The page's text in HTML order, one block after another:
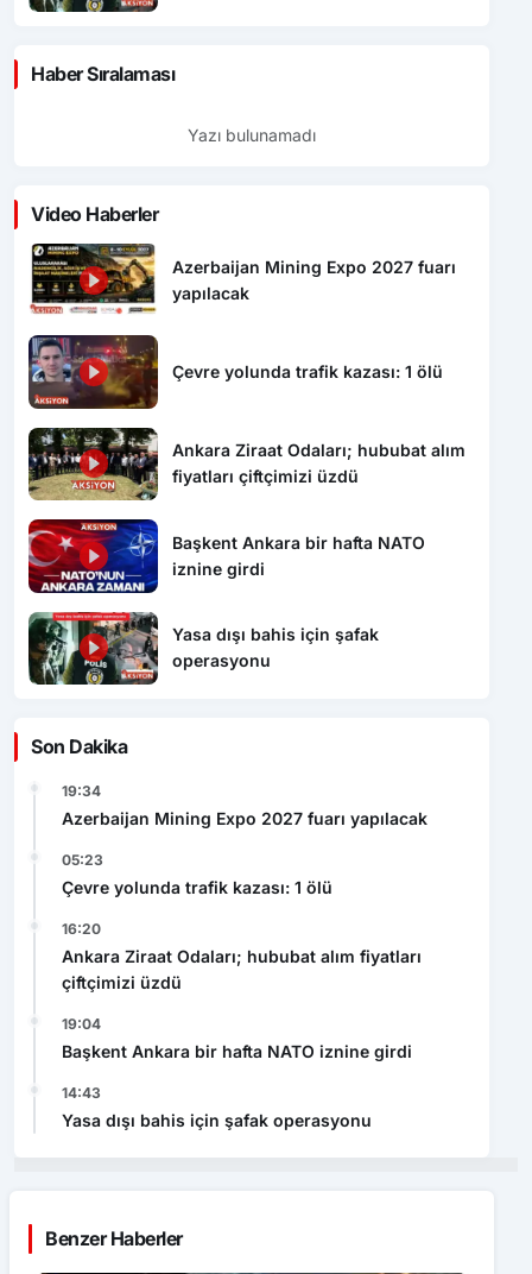
Haber Sıralaması
Yazı bulunamadı
Video Haberler
Azerbaijan Mining Expo 2027 fuarı
yapılacak
Çevre yolunda trafik kazası: 1 ölü
Ankara Ziraat Odaları; hububat alım
fiyatları çiftçimizi üzdü
Başkent Ankara bir hafta NATO
iznine girdi
Yasa dışı bahis için şafak
operasyonu
Son Dakika
19:34
Azerbaijan Mining Expo 2027 fuarı yapılacak
05:23
Çevre yolunda trafik kazası: 1 ölü
16:20
Ankara Ziraat Odaları; hububat alım fiyatları
çiftçimizi üzdü
19:04
Başkent Ankara bir hafta NATO iznine girdi
14:43
Yasa dışı bahis için şafak operasyonu
Benzer Haberler